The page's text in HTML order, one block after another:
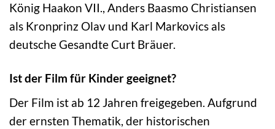
König Haakon VII., Anders Baasmo Christiansen
als Kronprinz Olav und Karl Markovics als
deutsche Gesandte Curt Bräuer.
Ist der Film für Kinder geeignet?
Der Film ist ab 12 Jahren freigegeben. Aufgrund
der ernsten Thematik, der historischen